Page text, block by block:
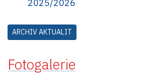
2025/2026
ARCHIV AKTUALIT
Fotogalerie